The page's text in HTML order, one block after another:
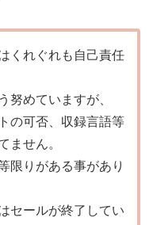
くれぐれも自己責任
努めていますが、
の可否、収録言語等
ません。
限りがある事があり
セールが終了してい